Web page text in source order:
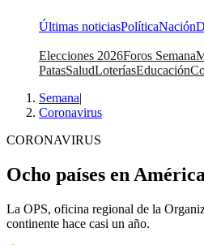
Últimas noticiasPolíticaNación
Elecciones 2026Foros Semana
PatasSaludLoteríasEducación
Semana|
Coronavirus
CORONAVIRUS
Ocho países en
La OPS, oficina regional de la
continente hace casi un año.